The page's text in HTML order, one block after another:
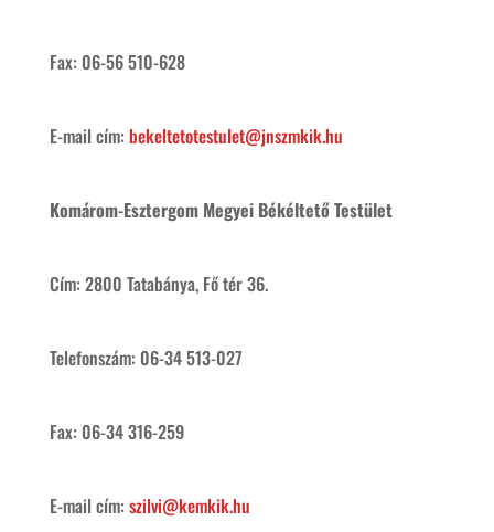
Fax: 06-56 510-628
E-mail cím: bekeltetotestulet@jnszmkik.hu
Komárom-Esztergom Megyei Békéltető Testület
Cím: 2800 Tatabánya, Fő tér 36.
Telefonszám: 06-34 513-027
Fax: 06-34 316-259
E-mail cím: szilvi@kemkik.hu